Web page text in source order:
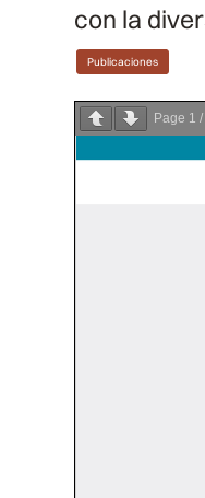
con la
Publicaciones
Page 1 /